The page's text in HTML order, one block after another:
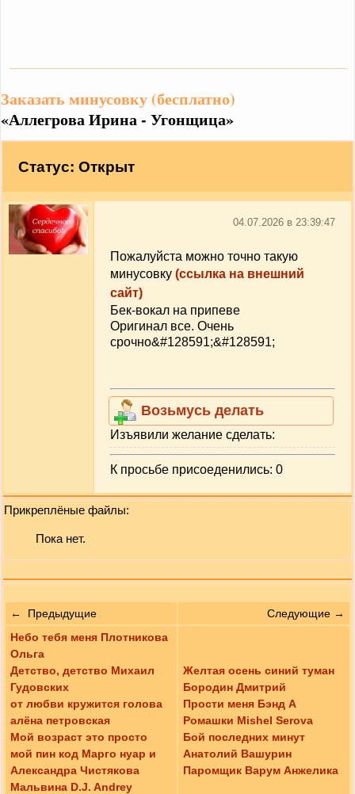
Заказать минусовку (бесплатно)
«Аллегрова Ирина - Угонщица»
Статус: Открыт
04.07.2026 в 23:39:47
Пожалуйста можно точно такую
минусовку (ссылка на внешний
сайт)
Бек-вокал на припеве
Оригинал все. Очень
срочно&#128591;&#128591;
Возьмусь делать
Изъявили желание сделать:
К просьбе присоеденились: 0
Прикреплёные файлы:
Пока нет.
← Предыдущие
Следующие →
Небо тебя меня Плотникова
Ольга
Детство, детство Михаил
Гудовских
от любви кружится голова
алёна петровская
Мой возраст это просто
мой пин код Марго нуар и
Александра Чистякова
Мальвина D.J. Andrey
Желтая осень синий туман
Бородин Дмитрий
Прости меня Бэнд А
Ромашки Mishel Serova
Бой последних минут
Анатолий Вашурин
Паромщик Варум Анжелика